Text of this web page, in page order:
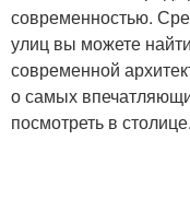
современностью.
улиц вы можете
современной
о самых
посмотреть в столице.